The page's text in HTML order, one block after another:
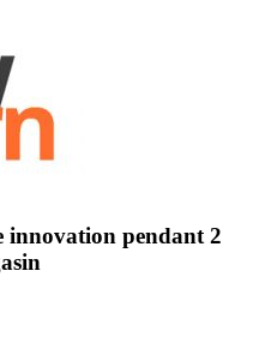
innovation pendant 2